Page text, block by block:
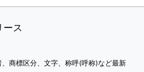
ース
商標区分、文字、称呼(呼称)など最新